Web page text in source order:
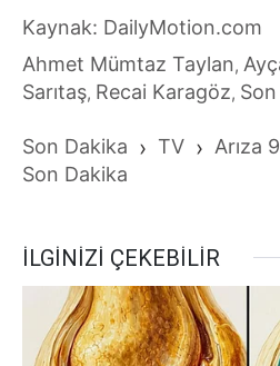
Kaynak: DailyMotion.com
Ahmet Mümtaz Taylan,
Sarıtaş, Recai Karagöz,
Son Dakika › TV › Arıza
Son Dakika